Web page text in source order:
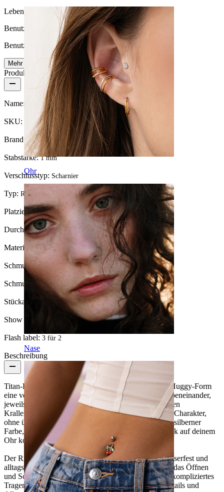
Ohr
Nase
Lebenslange Haltbarkeit
Benutzerfreundlichkeit
Benutzerfreundlich
Mehr lesen
Produktdetails
Name: Titan-Ring mit zwei Sternen
SKU: Ring-257
Brand: Bodymod Trend
Stabstärke:1 mm
Verschlusstyp: Scharnier
Typ: Ring, Huggy
Platzierung:Ohrläppchen, Helix
Durchmesser:8 mm
Material: Titanium
Schmucksteinfarbe:Durchsichtig / Blau
Schmucksteintyp:Kubischer Zirkonia
Stückanzahl:
Show pair option:
Flash label: 3 für 2
Beschreibung
Titan-Ring mit zwei Sternen verleiht der klassischen Huggy-Form
eine verspielte Note. Zwei kleine Sternchen sitzen nebeneinander,
jeweils mit einem farbigen Schmuckstein in einer feinen
Krallenfassung und verleihen dem Ring genau genug Charakter,
ohne überladen zu wirken. Erhältlich in goldener und silberner
Farbe, lässt er sich einfach mit dem restlichen Schmuck auf deinem
Ohr kombinieren.
Der Ring besteht aus Titan, was ihn hypoalergen, wasserfest und
alltagstauglich macht. Der Scharnierverschluss macht das Öffnen
und Schließen super easy und sorgt für bequemes, unkompliziertes
Tragen. Ein Ring der Marke Bodymod Trend, der Details und